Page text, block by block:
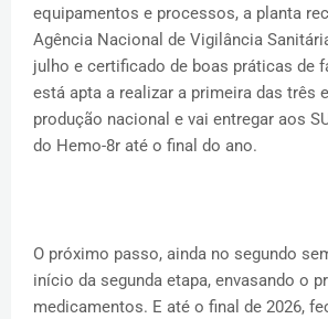
equipamentos e processos, a planta
Agência Nacional de Vigilância
julho e certificado de boas práticas de
está apta a realizar a primeira das três
produção nacional e vai entregar aos
do Hemo-8r até o final do ano.
O próximo passo, ainda no segundo
início da segunda etapa, envasando o
medicamentos. E até o final de 2026,